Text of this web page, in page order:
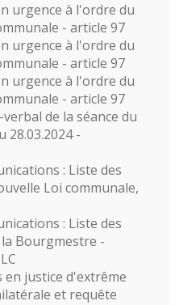
urgence à l'ordre du
- article 97
urgence à l'ordre du
- article 97
urgence à l'ordre du
- article 97
de la séance du
28.03.2024 -
: Liste des
Loi communale,
: Liste des
Bourgmestre -
en justice d'extrême
et requête